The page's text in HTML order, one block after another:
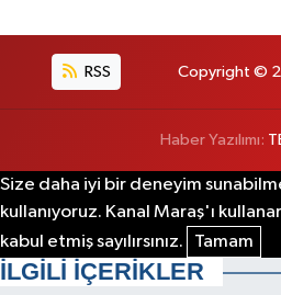
RSS Copyright ©
Haber Yazılımı:
Size daha iyi bir deneyim
kullanıyoruz. Kanal Maraş'ı
kabul etmiş sayılırsınız.
Tamam